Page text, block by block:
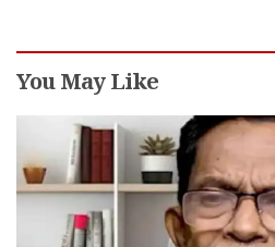
You May Like